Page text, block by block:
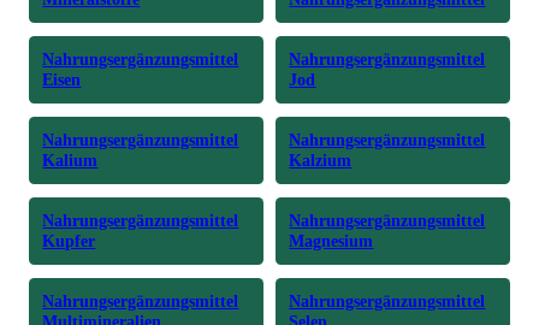
Nahrungsergänzungsmittel
Eisen
Nahrungsergänzungsmittel
Jod
Nahrungsergänzungsmittel
Kalium
Nahrungsergänzungsmittel
Kalzium
Nahrungsergänzungsmittel
Kupfer
Nahrungsergänzungsmittel
Magnesium
Nahrungsergänzungsmittel
Multimineralien
Nahrungsergänzungsmittel
Selen